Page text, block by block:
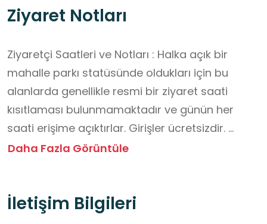
Ziyaret Notları
Ziyaretçi Saatleri ve Notları : Halka açık bir
mahalle parkı statüsünde oldukları için bu
alanlarda genellikle resmi bir ziyaret saati
kısıtlaması bulunmamaktadır ve günün her
saati erişime açıktırlar. Girişler ücretsizdir.
Ancak, spor sahalarındaki ışıklandırmalar
Alanlar halkın ortak kullanımındadır; tesislere
Daha Fazla Görüntüle
İletişim Bilgileri